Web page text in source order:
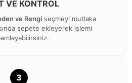
VE KONTROL
ve Rengiseçmeyi mutlaka
sepete ekleyerek işlemi
3